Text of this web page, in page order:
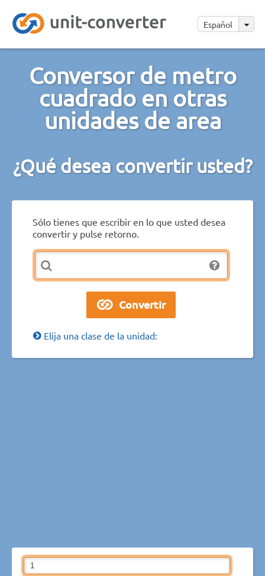
Español
Conversor de metro
cuadrado en otras
unidades de area
¿Qué desea convertir usted?
Sólo tienes que escribir en lo que usted desea
convertir y pulse retorno.
Elija una clase de la unidad: